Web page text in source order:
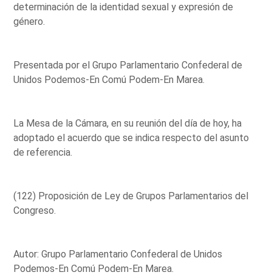
determinación de la identidad sexual y expresión de
género.
Presentada por el Grupo Parlamentario Confederal de
Unidos Podemos-En Comú Podem-En Marea.
La Mesa de la Cámara, en su reunión del día de hoy, ha
adoptado el acuerdo que se indica respecto del asunto
de referencia.
(122) Proposición de Ley de Grupos Parlamentarios del
Congreso.
Autor: Grupo Parlamentario Confederal de Unidos
Podemos-En Comú Podem-En Marea.